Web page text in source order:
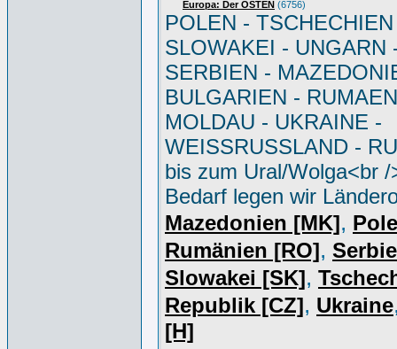
Europa: Der OSTEN (6756)
POLEN -
SLOWAKEI - UNGARN
SERBIEN -
BULGARIEN -
MOLDAU - UKRAINE -
WEISSRUSSLAND -
bis zum Ural/Wolga<br /
Bedarf legen wir
Mazedonien [MK],
Rumänien [RO],
Slowakei [SK],
Republik [CZ], Ukraine
[H]